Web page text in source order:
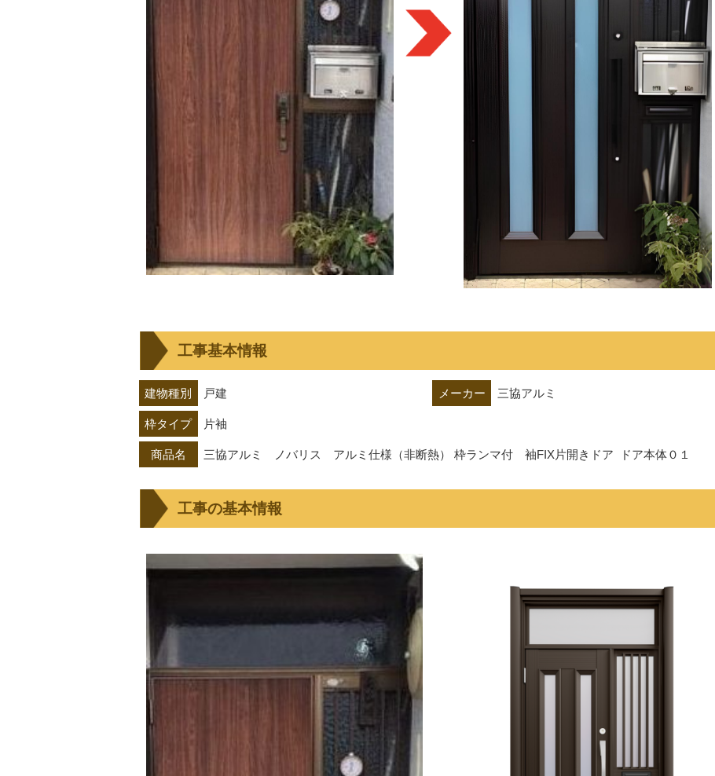
工事基本情報
建物種別 戸建 メーカー 三協アルミ
枠タイプ 片袖
商品名 三協アルミ　ノバリス　アルミ仕様（非断熱） 枠ランマ付　袖FIX片開きドア  ドア本体０１
工事の基本情報